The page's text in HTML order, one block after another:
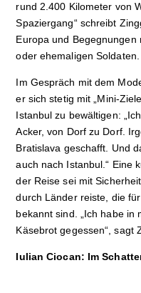
rund 2.400 Kilometer von
Spaziergang“ schreibt
Europa und
oder ehemaligen Soldaten.
Im Gespräch mit dem
er sich stetig mit „Mini-
Istanbul zu bewältigen:
Acker, von Dorf zu Dorf.
Bratislava geschafft. Und
auch nach Istanbul.“ Eine
der Reise sei mit
durch Länder reiste, die
bekannt sind. „Ich habe in
Käsebrot gegessen“, sagt
Iulian Ciocan: Im